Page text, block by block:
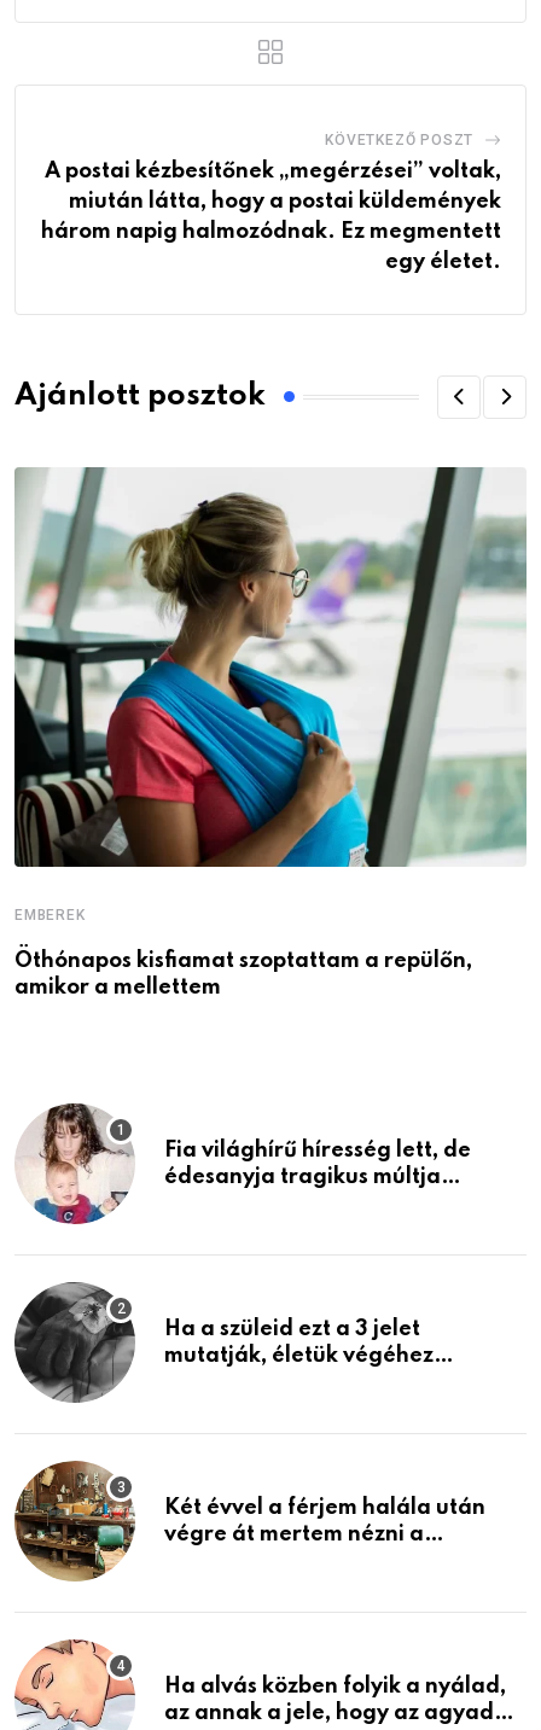
KÖVETKEZŐ POSZT
A postai kézbesítőnek „megérzései” voltak,
miután látta, hogy a postai küldemények
három napig halmozódnak. Ez megmentett
egy életet.
Ajánlott posztok
EMBEREK
Öthónapos kisfiamat szoptattam a repülőn,
amikor a mellettem
Fia világhírű híresség lett, de
édesanyja tragikus múltja
Ha a szüleid ezt a 3 jelet
mutatják, életük végéhez
Két évvel a férjem halála után
végre át mertem nézni a
életemet
Ha alvás közben folyik a nyálad,
az annak a jele, hogy az agyad…